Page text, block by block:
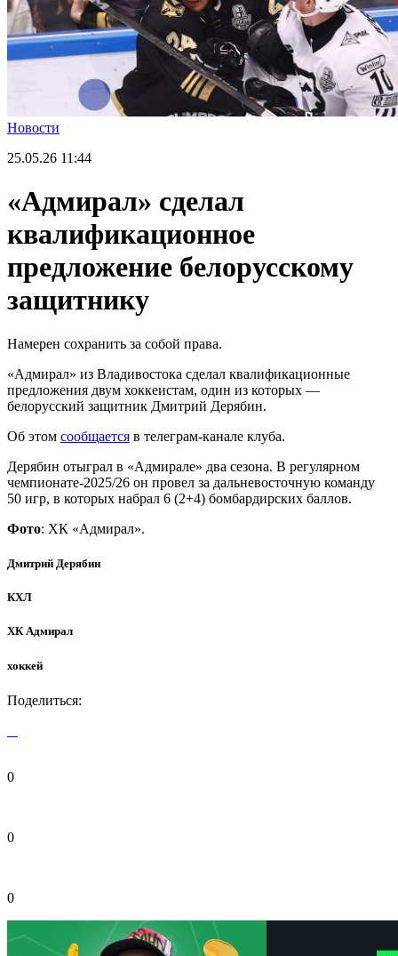
Новости
25.05.26 11:44
«Адмирал» сделал
квалификационное
предложение белорусскому
защитнику
Намерен сохранить за собой права.
«Адмирал» из Владивостока сделал квалификационные
предложения двум хоккеистам, один из которых —
белорусский защитник Дмитрий Дерябин.
Об этом сообщается в телеграм-канале клуба.
Дерябин отыграл в «Адмирале» два сезона. В регулярном
чемпионате-2025/26 он провел за дальневосточную команду
50 игр, в которых набрал 6 (2+4) бомбардирских баллов.
Фото: ХК «Адмирал».
Дмитрий Дерябин
КХЛ
ХК Адмирал
хоккей
Поделиться:
0
0
0